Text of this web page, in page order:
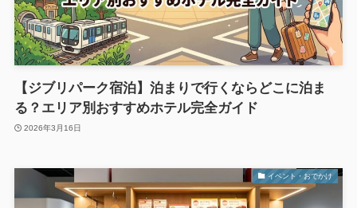
【ジブリパーク宿泊】泊まりで行くならどこに泊ま
る？エリア別おすすめホテル完全ガイド
2026年3月16日
イベント・おでかけ